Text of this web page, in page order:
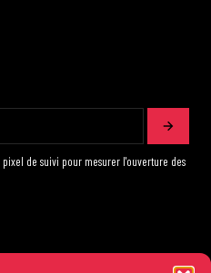
de suivi pour mesurer l'ouverture des